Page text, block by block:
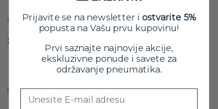
15,799.00 RSD.
245/65 R17 MICHELIN LATITUDE CROSS 111H XL
25,499.00
22,999.00
Proizvod trenutno nije na zalihama. Molimo vas da nas pozovete
za više informacija na broj: 032/546-10-11
Prijavite se na newsletter i ostvarite 5%
popusta na Vašu prvu kupovinu!
Prvi saznajte najnovije akcije,
ekskluzivne ponude i savete za
održavanje pneumatika.